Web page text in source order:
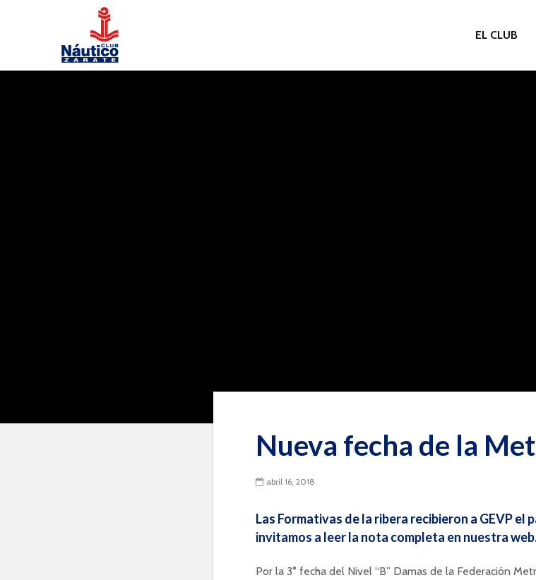
EL CLUB
Nueva fecha de la
abril 16, 2018
Las Formativas de la ribera recibieron a GEVP el
invitamos a leer la nota completa en nuestra
Por la 3° fecha del Nivel “B” Damas de la Federación